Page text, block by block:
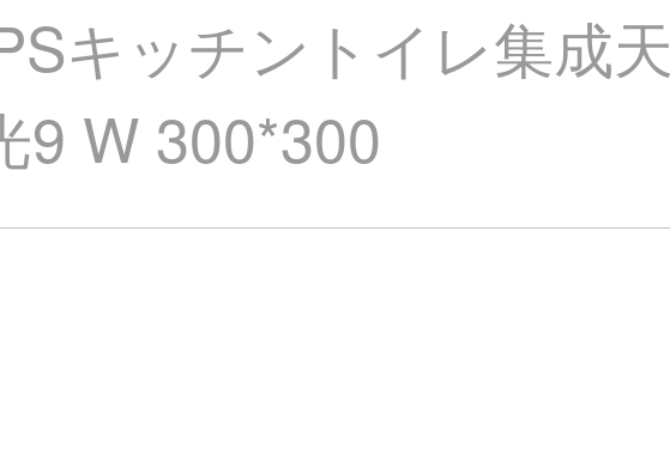
キッチントイレ集成
9 W 300*300